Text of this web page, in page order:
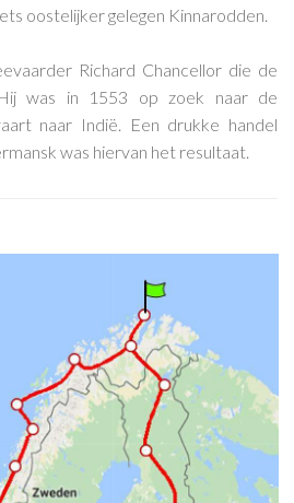
oostelijker gelegen Kinnarodden.
Richard Chancellor die de
was in 1553 op zoek naar de
naar Indië. Een drukke handel
was hiervan het resultaat.